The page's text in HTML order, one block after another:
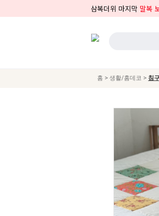
삼복더위 마지막 말복
홈 > 생활/홈데코 > 침